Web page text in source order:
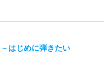
はじめに弾きたい